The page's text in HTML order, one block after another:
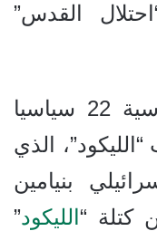
القدس”
ووقّع على العريضة السياسية 22 سياسيا
حزب “الليكود”، الذي
بنيامين
الليكود”